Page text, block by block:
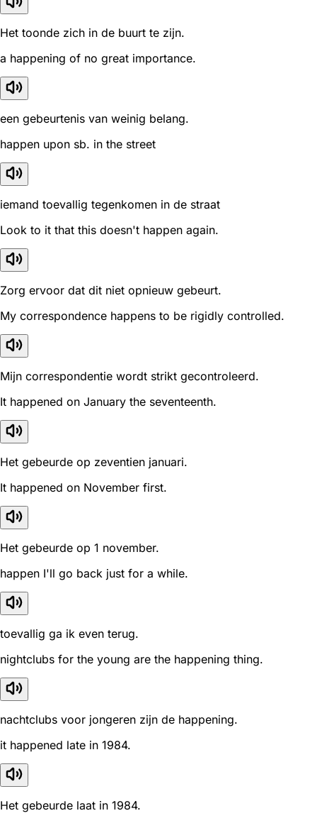
Het toonde zich in de buurt te zijn.
a happening of no great importance.
een gebeurtenis van weinig belang.
happen upon sb. in the street
iemand toevallig tegenkomen in de straat
Look to it that this doesn't happen again.
Zorg ervoor dat dit niet opnieuw gebeurt.
My correspondence happens to be rigidly controlled.
Mijn correspondentie wordt strikt gecontroleerd.
It happened on January the seventeenth.
Het gebeurde op zeventien januari.
It happened on November first.
Het gebeurde op 1 november.
happen I'll go back just for a while.
toevallig ga ik even terug.
nightclubs for the young are the happening thing.
nachtclubs voor jongeren zijn de happening.
it happened late in 1984.
Het gebeurde laat in 1984.